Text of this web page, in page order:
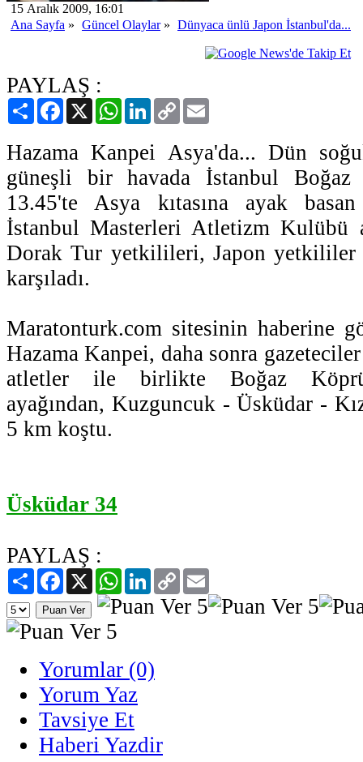
15 Aralık 2009, 16:01
Ana Sayfa » Güncel Olaylar» Dünyaca ünlü Japon İstanbul'da...
PAYLAŞ :
PaylaşFacebook
X WhatsAppLinkedIn
Copy
Link
Hazama Kanpei Asya'da... Dün
güneşli bir havada İstanbul Boğaz
13.45'te Asya kıtasına ayak
İstanbul Masterleri Atletizm Kulübü
Dorak Tur yetkilileri, Japon yetkililer
karşıladı.
Maratonturk.com sitesinin haberine
Hazama Kanpei, daha sonra
atletler ile birlikte Boğaz
ayağından, Kuzguncuk - Üsküdar -
5 km koştu.
Üsküdar 34
PAYLAŞ :
PaylaşFacebook
X WhatsAppLinkedIn
Copy
Link
Yorumlar (0)
Yorum Yaz
Tavsiye Et
Haberi Yazdir